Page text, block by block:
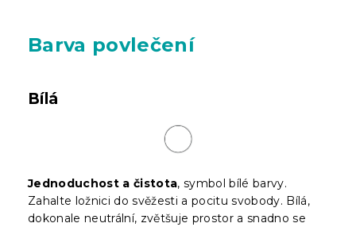
Barva povlečení
Bílá
Jednoduchost a čistota, symbol bílé barvy.
Zahalte ložnici do svěžesti a pocitu svobody. Bílá,
dokonale neutrální, zvětšuje prostor a snadno se